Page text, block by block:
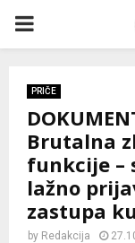
P
M
A
PRIČE
Brutalna
funkcije –
lažno
zastupa
by Redakcija